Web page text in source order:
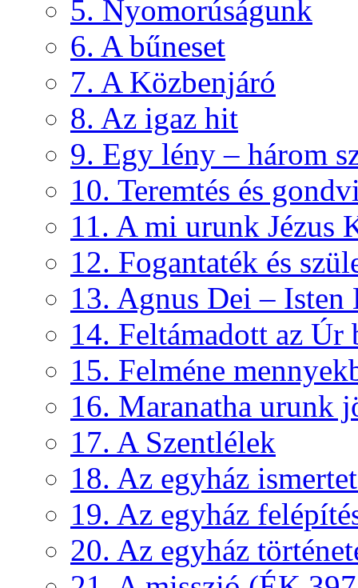
5. Nyomorúságunk
6. A bűneset
7. A Közbenjáró
8. Az igaz hit
9. Egy lény – három
10. Teremtés és
11. A mi urunk Jézus
12. Fogantaték és
13. Agnus Dei – Isten
14. Feltámadott az Úr
15. Felméne
16. Maranatha urunk
17. A Szentlélek
18. Az egyház
19. Az egyház
20. Az egyház